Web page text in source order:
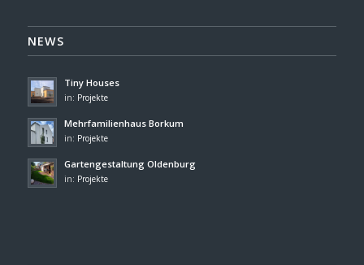
NEWS
Tiny Houses
in: Projekte
Mehrfamilienhaus Borkum
in: Projekte
Gartengestaltung Oldenburg
in: Projekte